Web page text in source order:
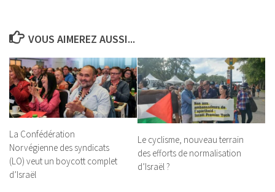
VOUS AIMEREZ AUSSI...
La Confédération
Norvégienne des syndicats
(LO) veut un boycott complet
d’Israël
Le cyclisme, nouveau terrain
des efforts de normalisation
d’Israël ?